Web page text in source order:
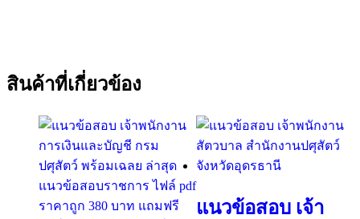
สินค้าที่เกี่ยวข้อง
แนวข้อสอบ เจ้า